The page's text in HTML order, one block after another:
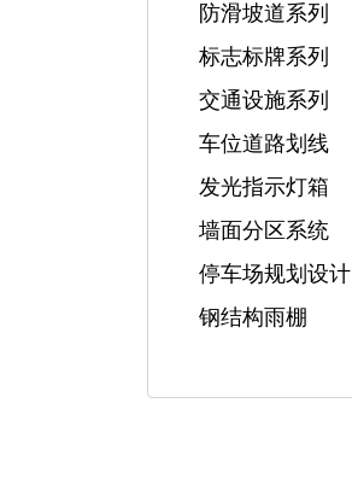
防滑坡道系列
标志标牌系列
交通设施系列
车位道路划线
发光指示灯箱
墙面分区系统
停车场规划设计
钢结构雨棚